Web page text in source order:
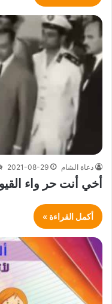
دعاة الشام 2021-08-29
أخي أنت حر واء القيود –
أكمل القراءة »